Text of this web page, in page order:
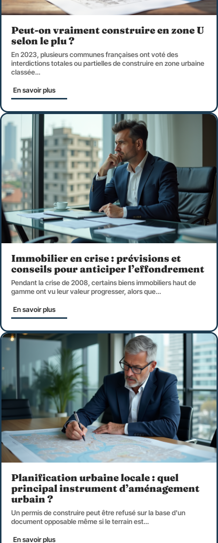
Peut-on vraiment construire en zone U
selon le plu ?
En 2023, plusieurs communes françaises ont voté des
interdictions totales ou partielles de construire en zone urbaine
classée…
En savoir plus
Immobilier en crise : prévisions et
conseils pour anticiper l’effondrement
Pendant la crise de 2008, certains biens immobiliers haut de
gamme ont vu leur valeur progresser, alors que…
En savoir plus
Planification urbaine locale : quel
principal instrument d’aménagement
urbain ?
Un permis de construire peut être refusé sur la base d'un
document opposable même si le terrain est…
En savoir plus